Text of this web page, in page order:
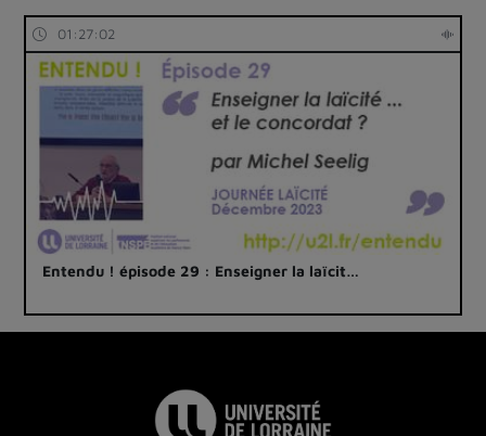
01:27:02
Entendu ! épisode 29 : Enseigner la laïcit…